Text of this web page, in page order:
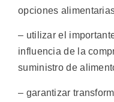
opciones
– utilizar el
influencia de la
suministro de
– garantizar